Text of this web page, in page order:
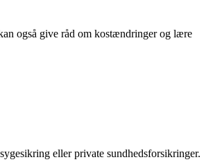
også give råd om kostændringer og lære
eller private sundhedsforsikringer.